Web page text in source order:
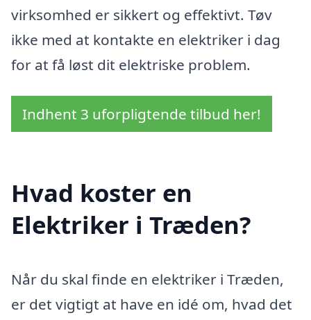
virksomhed er sikkert og effektivt. Tøv
ikke med at kontakte en elektriker i dag
for at få løst dit elektriske problem.
Indhent 3 uforpligtende tilbud her!
Hvad koster en
Elektriker i Træden?
Når du skal finde en elektriker i Træden,
er det vigtigt at have en idé om, hvad det